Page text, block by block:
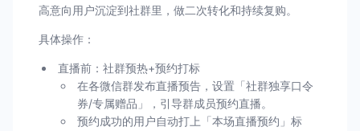
高意向用户沉淀到社群里，做二次转化和持续复购。
具体操作：
直播前：社群预热+预约打标
在各微信群发布直播预告，设置「社群独享口令
券/专属赠品」，引导群成员预约直播。
预约成功的用户自动打上「本场直播预约」标